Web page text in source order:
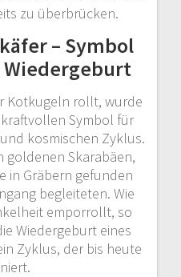
zu überbrücken.
– Symbol
Kotkugeln rollt, wurde
Symbol für
kosmischen Zyklus.
goldenen Skarabäen,
in Gräbern gefunden
begleiteten. Wie
emporrollt, so
Wiedergeburt eines
Zyklus, der bis heute